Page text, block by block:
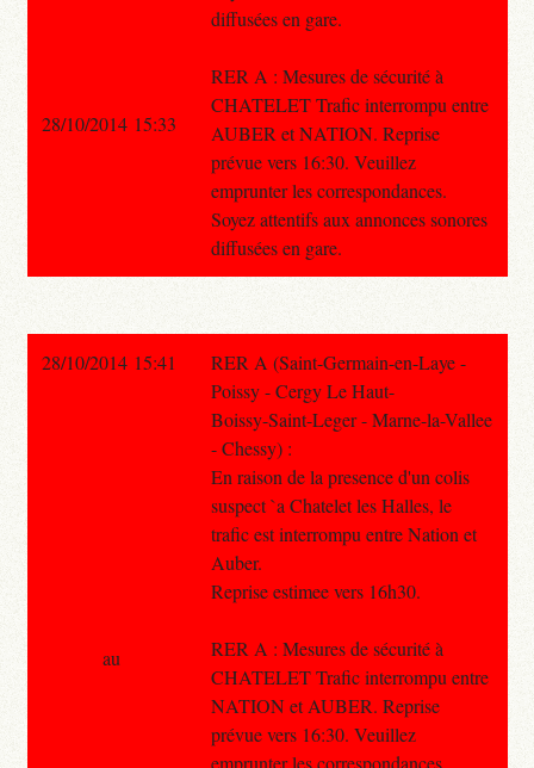
diffusées en gare.
RER A : Mesures de sécurité à
CHATELET Trafic interrompu entre
AUBER et NATION. Reprise
prévue vers 16:30. Veuillez
emprunter les correspondances.
Soyez attentifs aux annonces sonores
diffusées en gare.
28/10/2014 15:33
28/10/2014 15:41
RER A (Saint-Germain-en-Laye -
Poissy - Cergy Le Haut-
Boissy-Saint-Leger - Marne-la-Vallee
- Chessy) :
En raison de la presence d'un colis
suspect `a Chatelet les Halles, le
trafic est interrompu entre Nation et
Auber.
Reprise estimee vers 16h30.
RER A : Mesures de sécurité à
CHATELET Trafic interrompu entre
NATION et AUBER. Reprise
prévue vers 16:30. Veuillez
emprunter les correspondances.
au